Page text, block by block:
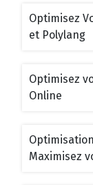
Optimisez
et Polylang
Optimisez
Online
Maximisez